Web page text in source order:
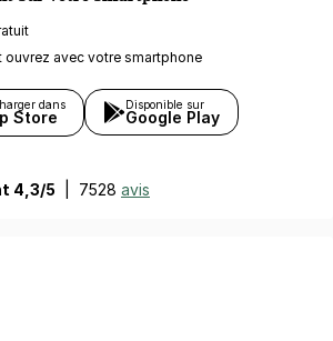
ouvrez avec votre smartphone
dans
Store
Disponible sur
Google Play
4,3/5 7528 avis